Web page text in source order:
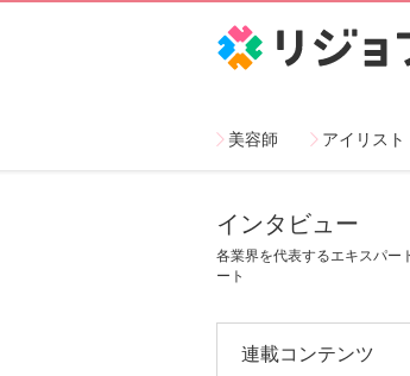
美容師 アイリスト
インタビュー
各業界を代表するエキスパ
ート
連載コンテンツ